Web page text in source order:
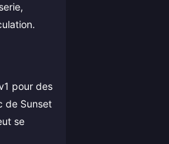
pour des
de Sunset
se